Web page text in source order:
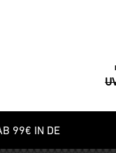
99€ IN DE